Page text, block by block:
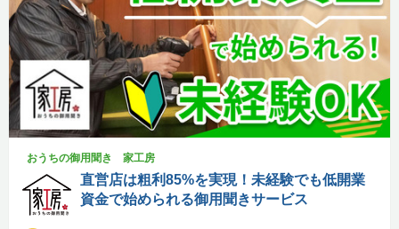
おうちの御用聞き 家工房
直営店は粗利85%を実現！未経験でも低開業
資金で始められる御用聞きサービス